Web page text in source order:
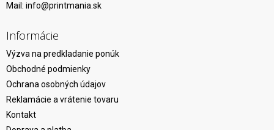
Mail: info@printmania.sk
Informácie
Výzva na predkladanie ponúk
Obchodné podmienky
Ochrana osobných údajov
Reklamácie a vrátenie tovaru
Kontakt